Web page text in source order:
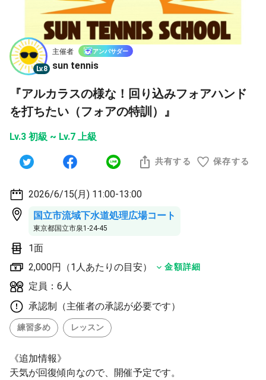
Lv.8
主催者 アンバサダー
sun tennis
『アルカラスの様な！回り込みフォアハンド
を打ちたい（フォアの特訓）』
Lv.3 初級 ~ Lv.7 上級
共有する 保存する
2026/6/15(月) 11:00-13:00
国立市流域下水道処理広場コート
東京都国立市泉1-24-45
1面
2,000円（1人あたりの目安）
金額詳細
定員：6人
承認制（主催者の承認が必要です）
練習多め レッスン
《追加情報》
天気が回復傾向なので、開催予定です。